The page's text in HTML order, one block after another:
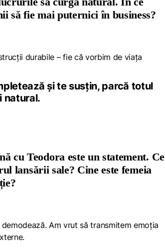
să fie mai puternici în business?
durabile – fie că vorbim de viața
și te susțin, parcă totul
natural.
cu Teodora este un statement. Ce
lansării sale? Cine este femeia
Am vrut să transmitem emoția